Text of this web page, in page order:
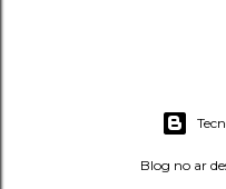
Blog no ar